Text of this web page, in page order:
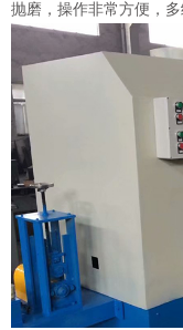
抛磨，操作非常方便，多